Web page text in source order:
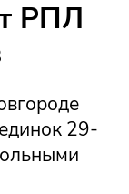
РПЛ
29-